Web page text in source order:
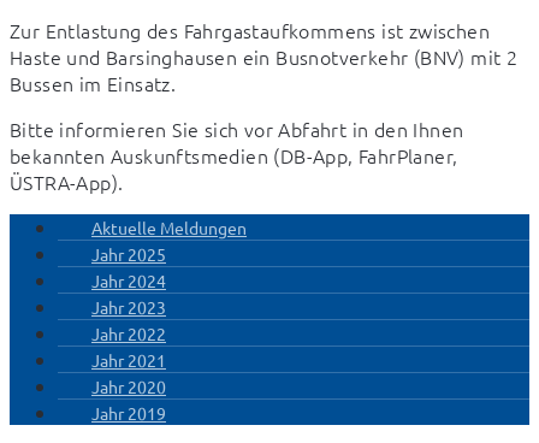
Zur Entlastung des Fahrgastaufkommens ist zwischen
Haste und Barsinghausen ein Busnotverkehr (BNV) mit 2
Bussen im Einsatz.
Bitte informieren Sie sich vor Abfahrt in den Ihnen
bekannten Auskunftsmedien (DB-App, FahrPlaner,
ÜSTRA-App).
Aktuelle Meldungen
Jahr 2025
Jahr 2024
Jahr 2023
Jahr 2022
Jahr 2021
Jahr 2020
Jahr 2019